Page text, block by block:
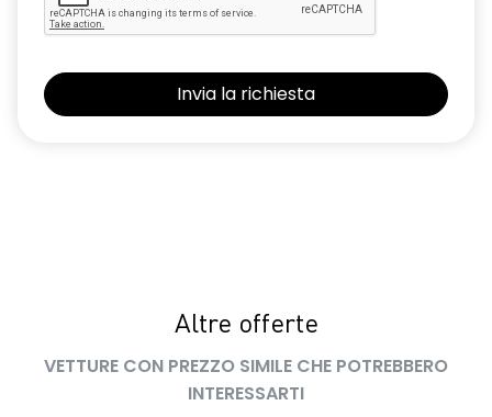
Altre offerte
VETTURE CON PREZZO SIMILE CHE POTREBBERO
INTERESSARTI